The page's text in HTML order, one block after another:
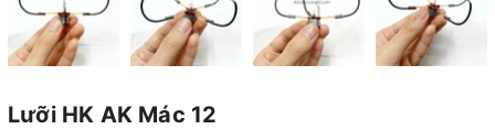
Lưỡi HK AK Mác 12